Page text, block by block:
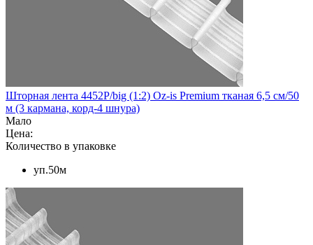
Шторная лента 4452P/big (1:2) Oz-is Premium тканая 6,5 см/50
м (3 кармана, корд-4 шнура)
Мало
Цена:
Количество в упаковке
уп.50м